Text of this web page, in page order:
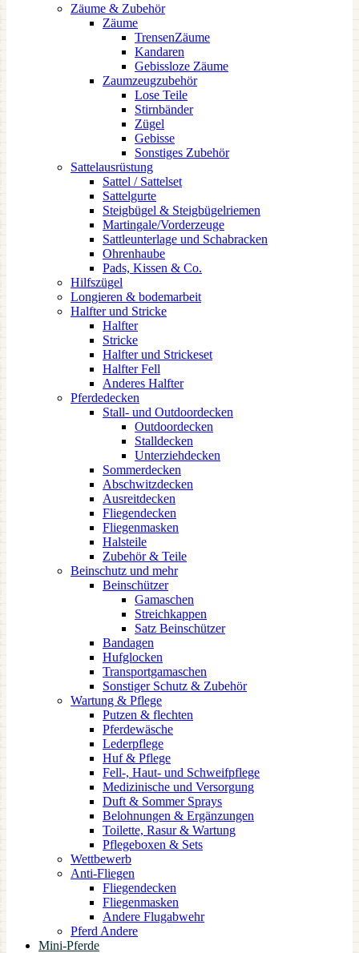
Zäume & Zubehör
Zäume
TrensenZäume
Kandaren
Gebissloze Zäume
Zaumzeugzubehör
Lose Teile
Stirnbänder
Zügel
Gebisse
Sonstiges Zubehör
Sattelausrüstung
Sattel / Sattelset
Sattelgurte
Steigbügel & Steigbügelriemen
Martingale/Vorderzeuge
Sattleunterlage und Schabracken
Ohrenhaube
Pads, Kissen & Co.
Hilfszügel
Longieren & bodemarbeit
Halfter und Stricke
Halfter
Stricke
Halfter und Strickeset
Halfter Fell
Anderes Halfter
Pferdedecken
Stall- und Outdoordecken
Outdoordecken
Stalldecken
Unterziehdecken
Sommerdecken
Abschwitzdecken
Ausreitdecken
Fliegendecken
Fliegenmasken
Halsteile
Zubehör & Teile
Beinschutz und mehr
Beinschützer
Gamaschen
Streichkappen
Satz Beinschützer
Bandagen
Hufglocken
Transportgamaschen
Sonstiger Schutz & Zubehör
Wartung & Pflege
Putzen & flechten
Pferdewäsche
Lederpflege
Huf & Pflege
Fell-, Haut- und Schweifpflege
Medizinische und Versorgung
Duft & Sommer Sprays
Belohnungen & Ergänzungen
Toilette, Rasur & Wartung
Pflegeboxen & Sets
Wettbewerb
Anti-Fliegen
Fliegendecken
Fliegenmasken
Andere Flugabwehr
Pferd Andere
Mini-Pferde